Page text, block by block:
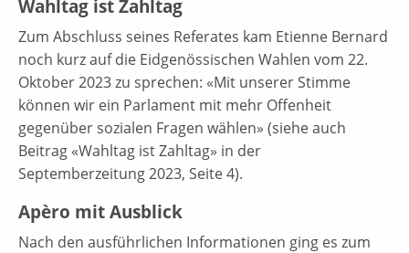
Wahltag ist Zahltag
Zum Abschluss seines Referates kam Etienne Bernard
noch kurz auf die Eidgenössischen Wahlen vom 22.
Oktober 2023 zu sprechen: «Mit unserer Stimme
können wir ein Parlament mit mehr Offenheit
gegenüber sozialen Fragen wählen» (siehe auch
Beitrag «Wahltag ist Zahltag» in der
Septemberzeitung 2023, Seite 4).
Apèro mit Ausblick
Nach den ausführlichen Informationen ging es zum